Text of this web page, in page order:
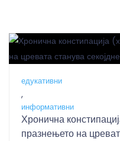
едукативни
,
информативни
Хронична
празнењето на